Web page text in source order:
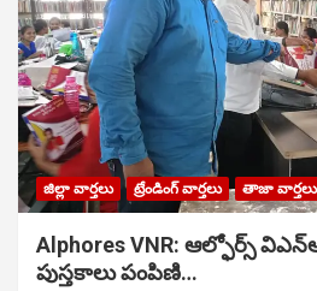
జిల్లా వార్తలు ట్రేండింగ్ వార్తలు తాజా వార్తలు
Alphores VNR: ఆల్ఫోర్స్
పుస్తకాలు పంపిణి…